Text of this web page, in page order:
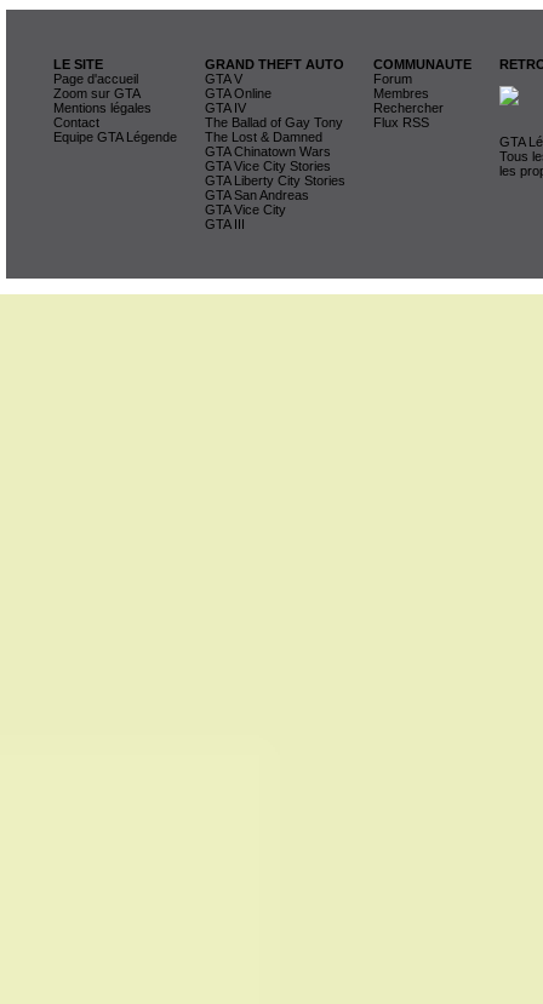
LE SITE
Page d'accueil
Zoom sur GTA
Mentions légales
Contact
Equipe GTA Légende
GRAND THEFT AUTO
GTA V
GTA Online
GTA IV
The Ballad of Gay Tony
The Lost & Damned
GTA Chinatown Wars
GTA Vice City Stories
GTA Liberty City Stories
GTA San Andreas
GTA Vice City
GTA III
COMMUNAUTE
Forum
Membres
Rechercher
Flux RSS
GTA
Tous
les